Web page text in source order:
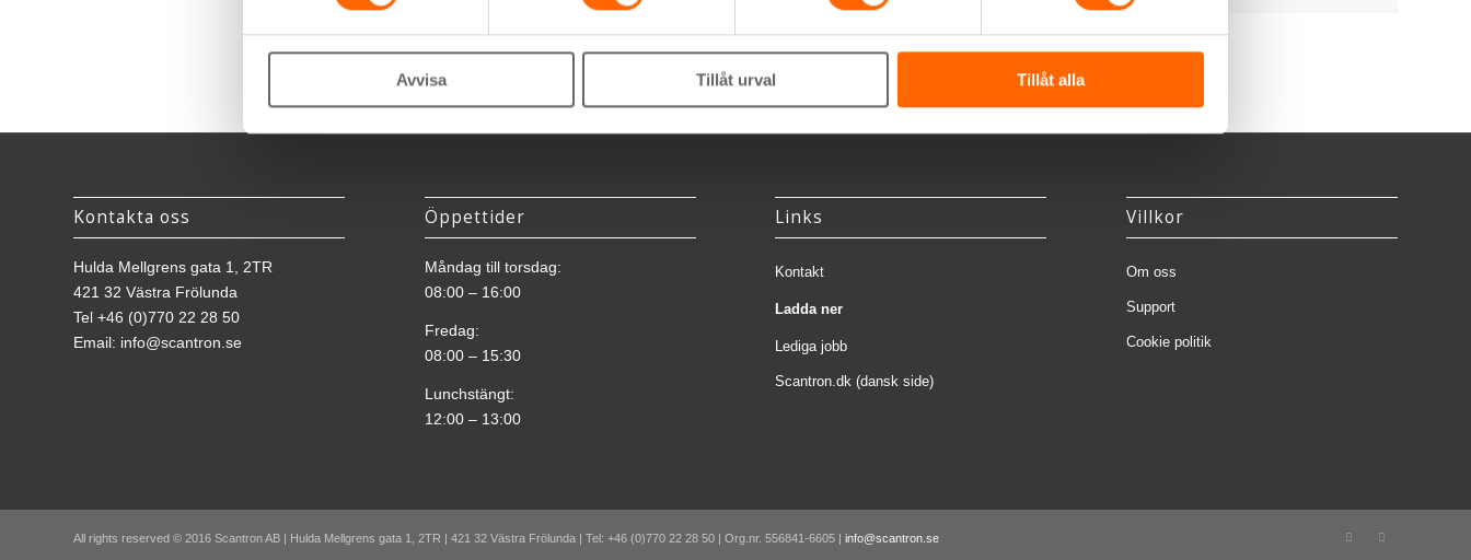
Avvisa Tillåt urval Tillåt alla
Kontakta oss
Hulda Mellgrens gata 1, 2TR
421 32 Västra Frölunda
Tel +46 (0)770 22 28 50
Email: info@scantron.se
Öppettider
Måndag till torsdag:
08:00 – 16:00
Fredag:
08:00 – 15:30
Lunchstängt:
12:00 – 13:00
Links
Kontakt
Ladda ner
Lediga jobb
Scantron.dk (dansk side)
Villkor
Om oss
Support
Cookie politik
All rights reserved © 2016 Scantron AB | Hulda Mellgrens gata 1, 2TR | 421 32 Västra Frölunda | Tel: +46 (0)770 22 28 50 | Org.nr. 556841-6605 | info@scantron.se